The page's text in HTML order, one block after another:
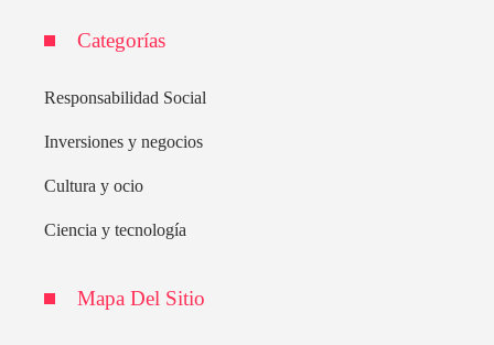
Categorías
Responsabilidad Social
Inversiones y negocios
Cultura y ocio
Ciencia y tecnología
Mapa Del Sitio